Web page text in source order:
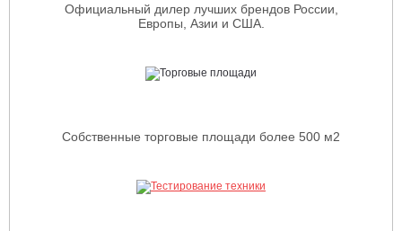
Официальный дилер лучших брендов России,
Европы, Азии и США.
Собственные торговые площади более 500 м2